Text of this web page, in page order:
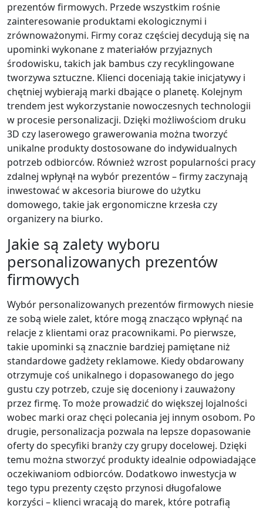
prezentów firmowych. Przede wszystkim rośnie
zainteresowanie produktami ekologicznymi i
zrównoważonymi. Firmy coraz częściej decydują się na
upominki wykonane z materiałów przyjaznych
środowisku, takich jak bambus czy recyklingowane
tworzywa sztuczne. Klienci doceniają takie inicjatywy i
chętniej wybierają marki dbające o planetę. Kolejnym
trendem jest wykorzystanie nowoczesnych technologii
w procesie personalizacji. Dzięki możliwościom druku
3D czy laserowego grawerowania można tworzyć
unikalne produkty dostosowane do indywidualnych
potrzeb odbiorców. Również wzrost popularności pracy
zdalnej wpłynął na wybór prezentów – firmy zaczynają
inwestować w akcesoria biurowe do użytku
domowego, takie jak ergonomiczne krzesła czy
organizery na biurko.
Jakie są zalety wyboru
personalizowanych prezentów
firmowych
Wybór personalizowanych prezentów firmowych niesie
ze sobą wiele zalet, które mogą znacząco wpłynąć na
relacje z klientami oraz pracownikami. Po pierwsze,
takie upominki są znacznie bardziej pamiętane niż
standardowe gadżety reklamowe. Kiedy obdarowany
otrzymuje coś unikalnego i dopasowanego do jego
gustu czy potrzeb, czuje się doceniony i zauważony
przez firmę. To może prowadzić do większej lojalności
wobec marki oraz chęci polecania jej innym osobom. Po
drugie, personalizacja pozwala na lepsze dopasowanie
oferty do specyfiki branży czy grupy docelowej. Dzięki
temu można stworzyć produkty idealnie odpowiadające
oczekiwaniom odbiorców. Dodatkowo inwestycja w
tego typu prezenty często przynosi długofalowe
korzyści – klienci wracają do marek, które potrafią